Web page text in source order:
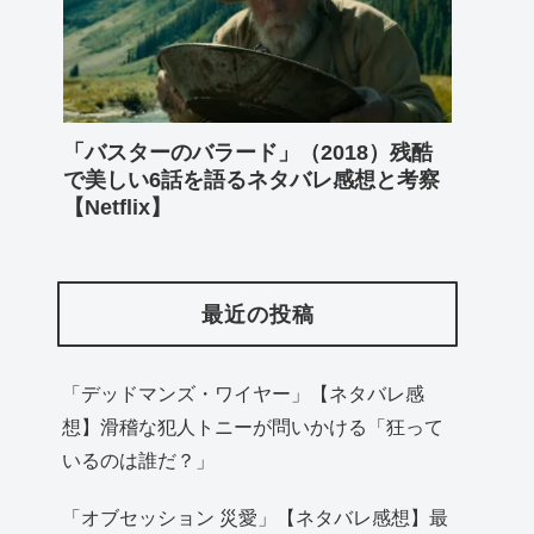
「バスターのバラード」（2018）残酷
で美しい6話を語るネタバレ感想と考察
【Netflix】
最近の投稿
「デッドマンズ・ワイヤー」【ネタバレ感
想】滑稽な犯人トニーが問いかける「狂って
いるのは誰だ？」
「オブセッション 災愛」【ネタバレ感想】最